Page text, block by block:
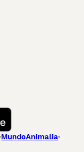
MundoAnimalia